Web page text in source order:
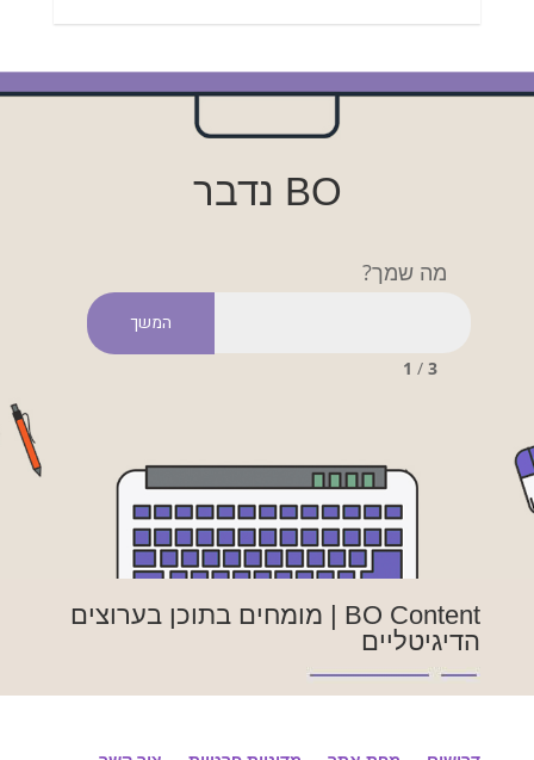
BO נדבר
מה שמך?
1 /3
BO Content | מומחים בתוכן בערוצים
הדיגיטליים